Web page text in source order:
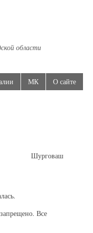
области
МК
О сайте
Шурговаш
Все